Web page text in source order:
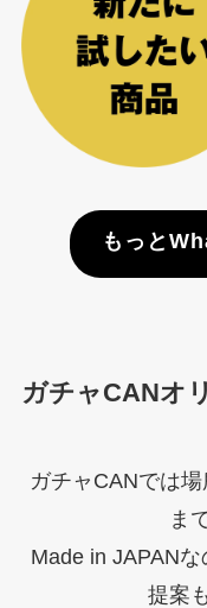
もっと
ガチャCANオ
ガチャCANでは
ま
Made in JAPAN
提案